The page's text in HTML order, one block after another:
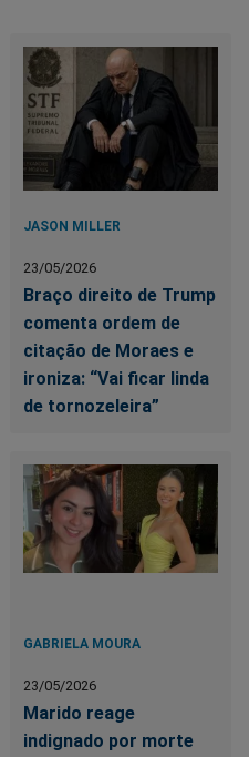
JASON MILLER
23/05/2026
Braço direito de Trump
comenta ordem de
citação de Moraes e
ironiza: “Vai ficar linda
de tornozeleira”
GABRIELA MOURA
23/05/2026
Marido reage
indignado por morte